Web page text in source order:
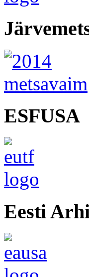
ESFUSA
Eesti